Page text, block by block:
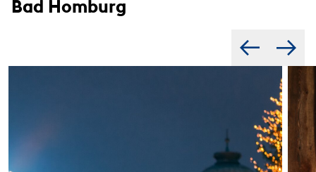
Bad Homburg